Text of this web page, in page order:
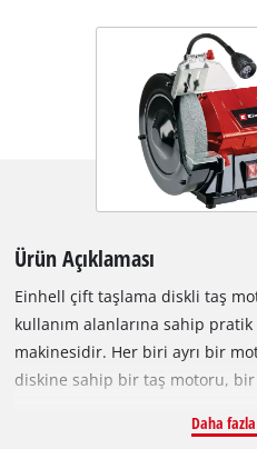
Ürün Açıklaması
Einhell çift taşlama diskli taş
kullanım alanlarına sahip
makinesidir. Her biri ayrı bir
diskine sahip bir taş motoru,
uçlarını ve freze bıçakları,
Daha